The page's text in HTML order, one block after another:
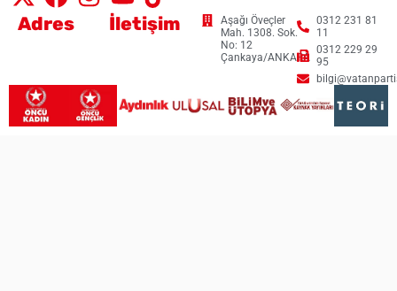
Adres
Aşağı Öveçler
Mah. 1308. Sok.
No: 12
Çankaya/ANKARA
İletişim
0312 231 81
11
0312 229 29
95